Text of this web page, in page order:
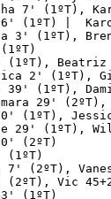
(1ºT),
(1ºT) |
Brenda
Beatriz
2' (1ºT),
29'
(1ºT),
(1ºT),
(2ºT)
Vic
(1ºT)